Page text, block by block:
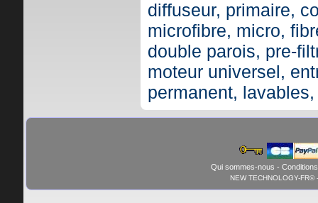
diffuseur, primaire,
microfibre, micro,
double parois, pre-
moteur universel,
permanent,
Qui sommes-nous -
NEW TECHNOLOGY-